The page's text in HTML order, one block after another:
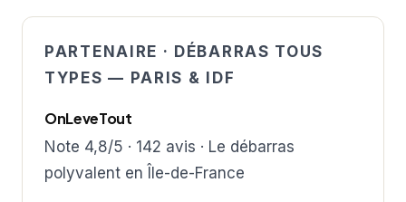
PARTENAIRE · DÉBARRAS TOUS
TYPES — PARIS & IDF
OnLeveTout
Note 4,8/5 · 142 avis · Le débarras
polyvalent en Île-de-France